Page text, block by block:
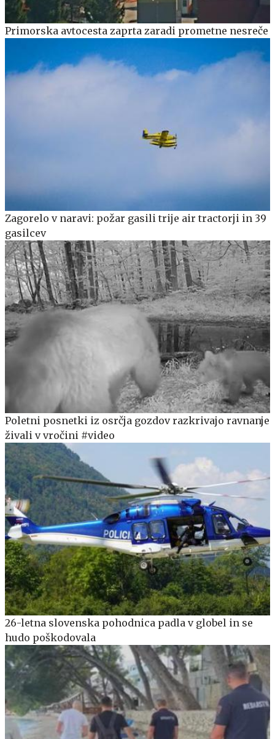
Primorska avtocesta zaprta zaradi prometne nesreče
Zagorelo v naravi: požar gasili trije air tractorji in 39
gasilcev
Poletni posnetki iz osrčja gozdov razkrivajo ravnanje
živali v vročini #video
26-letna slovenska pohodnica padla v globel in se
hudo poškodovala